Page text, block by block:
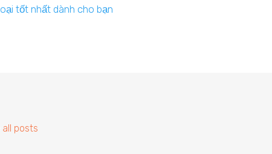
tốt nhất dành cho bạn
all posts